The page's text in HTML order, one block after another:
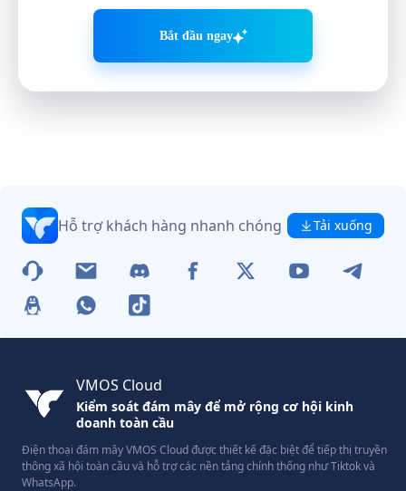
Bắt đầu ngay
Hỗ trợ khách hàng nhanh chóng Tải xuống
VMOS Cloud
Kiểm soát đám mây để mở rộng cơ hội kinh
doanh toàn cầu
Điện thoại đám mây VMOS Cloud được thiết kế đặc biệt để tiếp thị truyền
thông xã hội toàn cầu và hỗ trợ các nền tảng chính thống như Tiktok và
WhatsApp.